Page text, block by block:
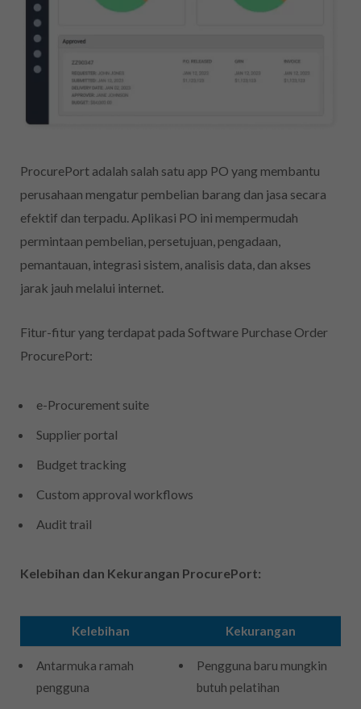
ProcurePort adalah salah satu app PO yang membantu
perusahaan mengatur pembelian barang dan jasa secara
efektif dan terpadu. Aplikasi PO ini mempermudah
permintaan pembelian, persetujuan, pengadaan,
pemantauan, integrasi sistem, analisis data, dan akses
jarak jauh melalui internet.
Fitur-fitur yang terdapat pada Software Purchase Order
ProcurePort:
e-Procurement suite
Supplier portal
Budget tracking
Custom approval workflows
Audit trail
Kelebihan dan Kekurangan ProcurePort:
Kelebihan Kekurangan
Antarmuka ramah
pengguna
Pengguna baru mungkin
butuh pelatihan